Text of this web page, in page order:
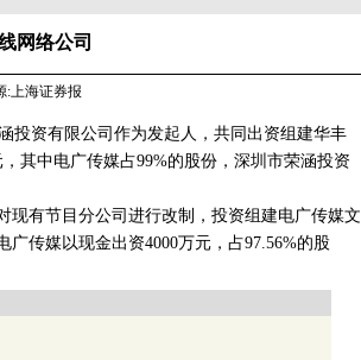
网络公司
上海证券报
资有限公司作为发起人，共同出资组建华丰
其中电广传媒占99%的股份，深圳市荣涵投资
有节目分公司进行改制，投资组建电广传媒文
传媒以现金出资4000万元，占97.56%的股